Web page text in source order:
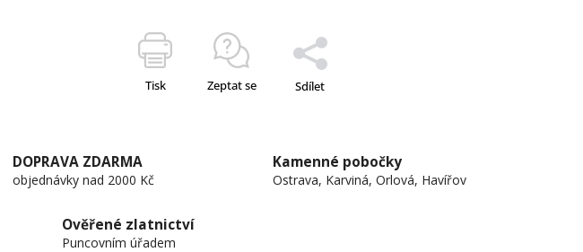
Tisk Zeptat se Sdílet
DOPRAVA ZDARMA
objednávky nad 2000 Kč
Kamenné pobočky
Ostrava, Karviná, Orlová, Havířov
Ověřené zlatnictví
Puncovním úřadem